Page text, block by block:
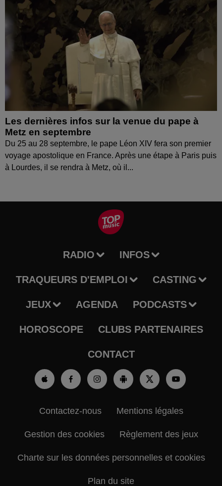
Les dernières infos sur la venue du pape à
Metz en septembre
Du 25 au 28 septembre, le pape Léon XIV fera son premier
voyage apostolique en France. Après une étape à Paris puis
à Lourdes, il se rendra à Metz, où il...
RADIO INFOS
TRAQUEURS D'EMPLOI CASTING
JEUX AGENDA PODCASTS
HOROSCOPE CLUBS PARTENAIRES
CONTACT
Contactez-nous Mentions légales
Gestion des cookies Règlement des jeux
Charte sur les données personnelles et cookies
Plan du site